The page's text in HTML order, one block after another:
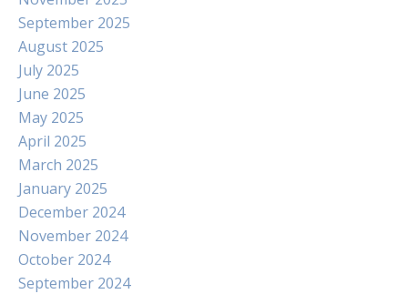
September 2025
August 2025
July 2025
June 2025
May 2025
April 2025
March 2025
January 2025
December 2024
November 2024
October 2024
September 2024